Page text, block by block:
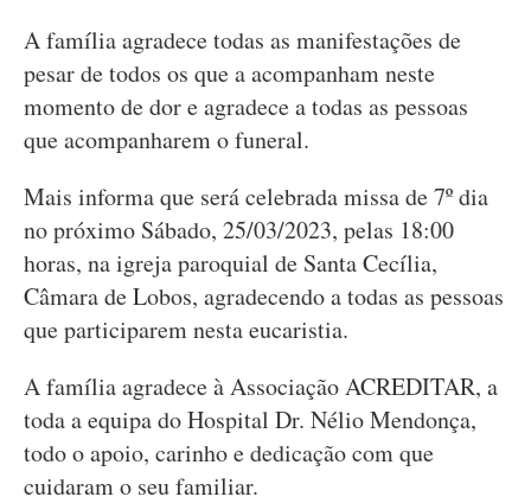
A família agradece todas as manifestações de
pesar de todos os que a acompanham neste
momento de dor e agradece a todas as pessoas
que acompanharem o funeral.
Mais informa que será celebrada missa de 7º dia
no próximo Sábado, 25/03/2023, pelas 18:00
horas, na igreja paroquial de Santa Cecília,
Câmara de Lobos, agradecendo a todas as pessoas
que participarem nesta eucaristia.
A família agradece à Associação ACREDITAR, a
toda a equipa do Hospital Dr. Nélio Mendonça,
todo o apoio, carinho e dedicação com que
cuidaram o seu familiar.